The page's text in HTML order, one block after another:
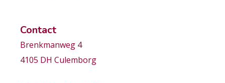
Contact
Brenkmanweg 4
4105 DH Culemborg